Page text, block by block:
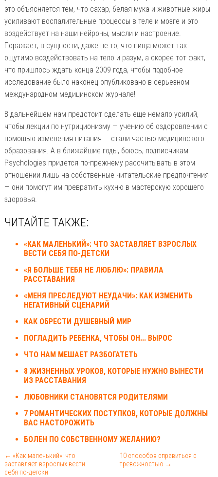
это объясняется тем, что сахар, белая мука и животные жиры
усиливают воспалительные процессы в теле и мозге и это
воздействует на наши нейроны, мысли и настроение.
Поражает, в сущности, даже не то, что пища может так
ощутимо воздействовать на тело и разум, а скорее тот факт,
что пришлось ждать конца 2009 года, чтобы подобное
исследование было наконец опубликовано в серьезном
международном медицинском журнале!
В дальнейшем нам предстоит сделать еще немало усилий,
чтобы лекции по нутриционизму — учению об оздоровлении с
помощью изменения питания — стали частью медицинского
образования. А в ближайшие годы, боюсь, подписчикам
Psychologies придется по-прежнему рассчитывать в этом
отношении лишь на собственные читательские предпочтения
— они помогут им превратить кухню в мастерскую хорошего
здоровья.
ЧИТАЙТЕ ТАКЖЕ:
«КАК МАЛЕНЬКИЙ»: ЧТО ЗАСТАВЛЯЕТ ВЗРОСЛЫХ
ВЕСТИ СЕБЯ ПО-ДЕТСКИ
«Я БОЛЬШЕ ТЕБЯ НЕ ЛЮБЛЮ»: ПРАВИЛА
РАССТАВАНИЯ
«МЕНЯ ПРЕСЛЕДУЮТ НЕУДАЧИ»: КАК ИЗМЕНИТЬ
НЕГАТИВНЫЙ СЦЕНАРИЙ
КАК ОБРЕСТИ ДУШЕВНЫЙ МИР
ПОГЛАДИТЬ РЕБЕНКА, ЧТОБЫ ОН... ВЫРОС
ЧТО НАМ МЕШАЕТ РАЗБОГАТЕТЬ
8 ЖИЗНЕННЫХ УРОКОВ, КОТОРЫЕ НУЖНО ВЫНЕСТИ
ИЗ РАССТАВАНИЯ
ЛЮБОВНИКИ СТАНОВЯТСЯ РОДИТЕЛЯМИ
7 РОМАНТИЧЕСКИХ ПОСТУПКОВ, КОТОРЫЕ ДОЛЖНЫ
ВАС НАСТОРОЖИТЬ
БОЛЕН ПО СОБСТВЕННОМУ ЖЕЛАНИЮ?
← «Как маленький»: что
заставляет взрослых вести
себя по-детски
10 способов справиться с
тревожностью →